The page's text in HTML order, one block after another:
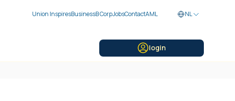
Union InspiresBusinessB CorpJobsContactAML NL
login